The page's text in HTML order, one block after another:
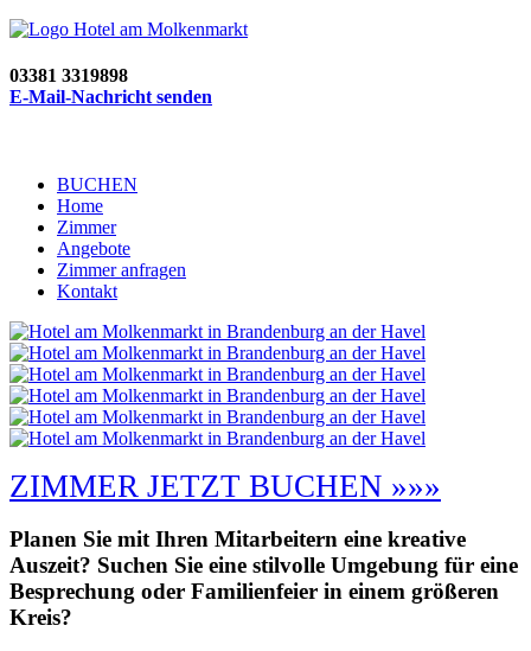
03381 3319898
E-Mail-Nachricht senden
BUCHEN
Home
Zimmer
Angebote
Zimmer anfragen
Kontakt
ZIMMER JETZT BUCHEN »»»
Planen Sie mit Ihren Mitarbeitern eine kreative
Auszeit? Suchen Sie eine stilvolle Umgebung für eine
Besprechung oder Familienfeier in einem größeren
Kreis?